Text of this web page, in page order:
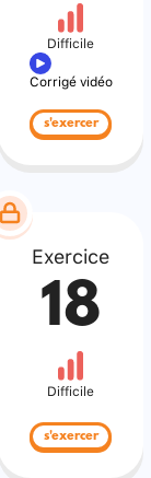
Difficile
Corrigé vidéo
s'exercer
Exercice
18
Difficile
s'exercer